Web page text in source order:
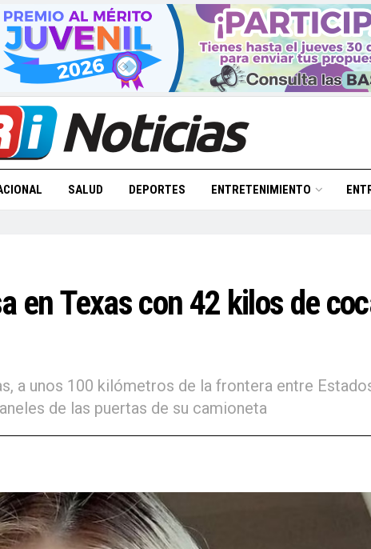
SALUD DEPORTES ENTRETENIMIENTO
en Texas con 42 kilos de
a unos 100 kilómetros de la frontera entre
de las puertas de su camioneta